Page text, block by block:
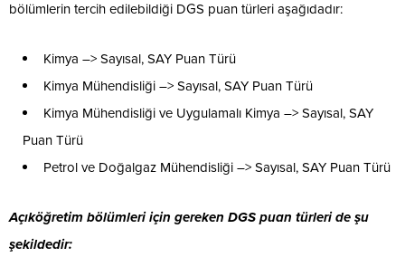
bölümlerin tercih edilebildiği DGS puan türleri aşağıdadır:
Kimya –> Sayısal, SAY Puan Türü
Kimya Mühendisliği –> Sayısal, SAY Puan Türü
Kimya Mühendisliği ve Uygulamalı Kimya –> Sayısal, SAY
Puan Türü
Petrol ve Doğalgaz Mühendisliği –> Sayısal, SAY Puan Türü
Açıköğretim bölümleri için gereken DGS puan türleri de şu
şekildedir: